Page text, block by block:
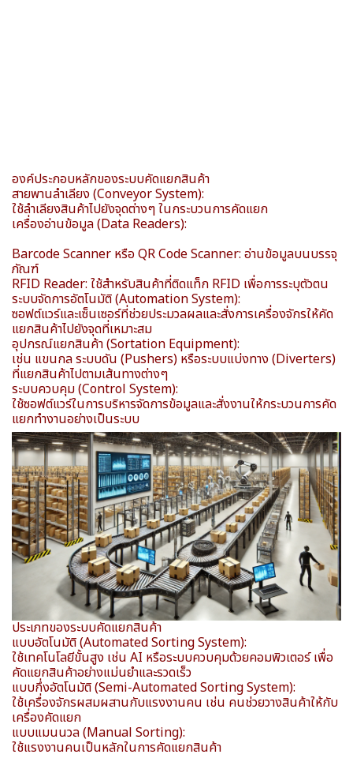
องค์ประกอบหลักของระบบคัดแยกสินค้า
สายพานลำเลียง (Conveyor System):
ใช้ลำเลียงสินค้าไปยังจุดต่างๆ ในกระบวนการคัดแยก
เครื่องอ่านข้อมูล (Data Readers):
Barcode Scanner หรือ QR Code Scanner: อ่านข้อมูลบนบรรจุ
ภัณฑ์
RFID Reader: ใช้สำหรับสินค้าที่ติดแท็ก RFID เพื่อการระบุตัวตน
ระบบจัดการอัตโนมัติ (Automation System):
ซอฟต์แวร์และเซ็นเซอร์ที่ช่วยประมวลผลและสั่งการเครื่องจักรให้คัด
แยกสินค้าไปยังจุดที่เหมาะสม
อุปกรณ์แยกสินค้า (Sortation Equipment):
เช่น แขนกล ระบบดัน (Pushers) หรือระบบแบ่งทาง (Diverters)
ที่แยกสินค้าไปตามเส้นทางต่างๆ
ระบบควบคุม (Control System):
ใช้ซอฟต์แวร์ในการบริหารจัดการข้อมูลและสั่งงานให้กระบวนการคัด
แยกทำงานอย่างเป็นระบบ
ประเภทของระบบคัดแยกสินค้า
แบบอัตโนมัติ (Automated Sorting System):
ใช้เทคโนโลยีขั้นสูง เช่น AI หรือระบบควบคุมด้วยคอมพิวเตอร์ เพื่อ
คัดแยกสินค้าอย่างแม่นยำและรวดเร็ว
แบบกึ่งอัตโนมัติ (Semi-Automated Sorting System):
ใช้เครื่องจักรผสมผสานกับแรงงานคน เช่น คนช่วยวางสินค้าให้กับ
เครื่องคัดแยก
แบบแมนนวล (Manual Sorting):
ใช้แรงงานคนเป็นหลักในการคัดแยกสินค้า